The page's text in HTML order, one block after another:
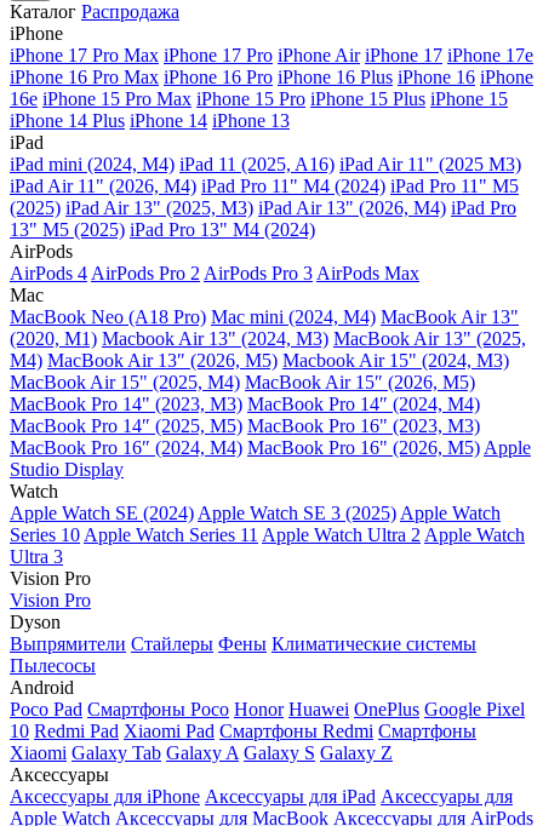
Каталог Распродажа
iPhone
iPhone 17 Pro Max iPhone 17 Pro iPhone Air iPhone 17 iPhone 17e
iPhone 16 Pro Max iPhone 16 Pro iPhone 16 Plus iPhone 16 iPhone
16e iPhone 15 Pro Max iPhone 15 Pro iPhone 15 Plus iPhone 15
iPhone 14 Plus iPhone 14 iPhone 13
iPad
iPad mini (2024, M4) iPad 11 (2025, A16) iPad Air 11" (2025 M3)
iPad Air 11" (2026, M4) iPad Pro 11" M4 (2024) iPad Pro 11" M5
(2025) iPad Air 13" (2025, M3) iPad Air 13" (2026, M4) iPad Pro
13" M5 (2025) iPad Pro 13" M4 (2024)
AirPods
AirPods 4 AirPods Pro 2 AirPods Pro 3 AirPods Max
Mac
MacBook Neo (A18 Pro) Mac mini (2024, M4) MacBook Air 13"
(2020, M1) Macbook Air 13" (2024, M3) MacBook Air 13" (2025,
M4) MacBook Air 13″ (2026, M5) Macbook Air 15" (2024, M3)
MacBook Air 15" (2025, M4) MacBook Air 15″ (2026, M5)
MacBook Pro 14" (2023, M3) MacBook Pro 14″ (2024, M4)
MacBook Pro 14″ (2025, M5) MacBook Pro 16" (2023, M3)
MacBook Pro 16″ (2024, M4) MacBook Pro 16" (2026, M5) Apple
Studio Display
Watch
Apple Watch SE (2024) Apple Watch SE 3 (2025) Apple Watch
Series 10 Apple Watch Series 11 Apple Watch Ultra 2 Apple Watch
Ultra 3
Vision Pro
Vision Pro
Dyson
Выпрямители Стайлеры Фены Климатические системы
Пылесосы
Android
Poco Pad Смартфоны Poco Honor Huawei OnePlus Google Pixel
10 Redmi Pad Xiaomi Pad Смартфоны Redmi Смартфоны
Xiaomi Galaxy Tab Galaxy A Galaxy S Galaxy Z
Аксессуары
Аксессуары для iPhone Аксессуары для iPad Аксессуары для
Apple Watch Аксессуары для MacBook Аксессуары для AirPods